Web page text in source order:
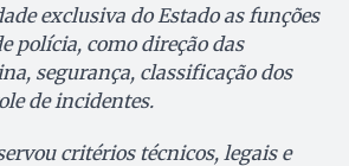
exclusiva do Estado as funções
polícia, como direção das
segurança, classificação dos
de incidentes.
critérios técnicos, legais e